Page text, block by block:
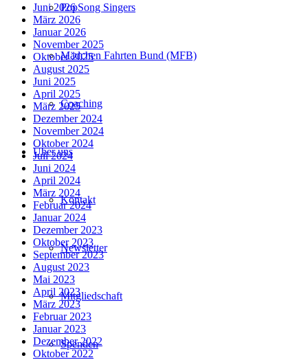
PopSong Singers
Mädchen Fahrten Bund (MFB)
Coaching
Über uns
Kontakt
Newsletter
Mitgliedschaft
Spenden
Juni 2026
März 2026
Januar 2026
November 2025
Oktober 2025
August 2025
Juni 2025
April 2025
März 2025
Dezember 2024
November 2024
Oktober 2024
Juli 2024
Juni 2024
April 2024
März 2024
Februar 2024
Januar 2024
Dezember 2023
Oktober 2023
September 2023
August 2023
Mai 2023
April 2023
März 2023
Februar 2023
Januar 2023
Dezember 2022
Oktober 2022